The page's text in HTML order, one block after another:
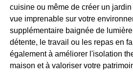
cuisine ou même de créer un
vue imprenable sur votre
supplémentaire baignée de
détente, le travail ou les repas en
également à améliorer l'isolation
maison et à valoriser votre